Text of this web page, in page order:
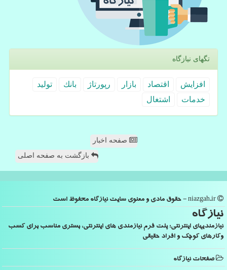
تگهای نیازگاه
افزایش اقتصاد بازار رپورتاژ بانك
تولید
خدمات
اشتغال
صفحه اخبار
بازگشت به صفحه اصلی
نیازگاه
نیازمندیهای اینترنتی: پلت فرم نیازمندی های اینترنتی، بستری مناسب برای کسب
وکارهای کوچک و افراد حقیقی
صفحات نیازگاه